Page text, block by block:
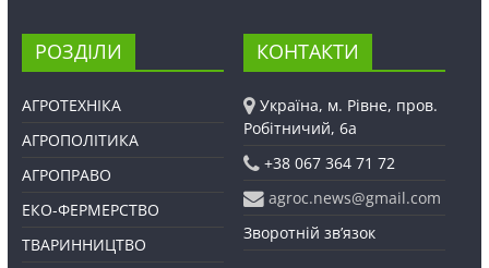
РОЗДІЛИ
АГРОТЕХНІКА
АГРОПОЛІТИКА
АГРОПРАВО
ЕКО-ФЕРМЕРСТВО
ТВАРИННИЦТВО
КОНТАКТИ
Україна, м. Рівне, пров.
Робітничий, 6а
+38 067 364 71 72
agroc.news@gmail.com
Зворотній зв’язок